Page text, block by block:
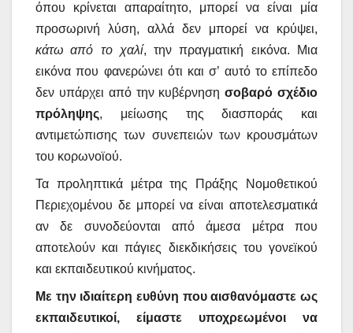
όπου κρίνεται απαραίτητο, μπορεί να είναι μία
προσωρινή λύση, αλλά δεν μπορεί να κρύψει,
κάτω από το χαλί, την πραγματική εικόνα. Μια
εικόνα που φανερώνει ότι και σ’ αυτό το επίπεδο
δεν υπάρχει από την κυβέρνησησοβαρό σχέδιο
πρόληψης, μείωσης της διασποράς και
αντιμετώπισης των συνεπειών των κρουσμάτων
του κορωνοϊού.
Τα προληπτικά μέτρα της Πράξης Νομοθετικού
Περιεχομένου δε μπορεί να είναι αποτελεσματικά
αν δε συνοδεύονται από άμεσα μέτρα που
αποτελούν και πάγιες διεκδικήσεις του γονεϊκού
και εκπαιδευτικού κινήματος.
Με την ιδιαίτερη ευθύνη που αισθανόμαστε ως
εκπαιδευτικοί, είμαστε υποχρεωμένοι να